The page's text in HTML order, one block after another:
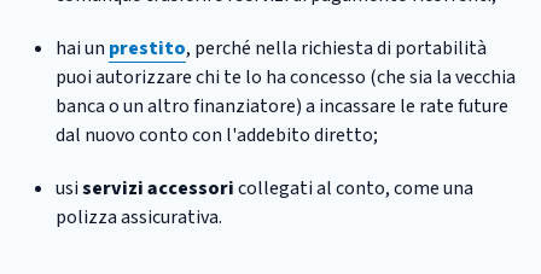
hai un prestito, perché nella richiesta di portabilità
puoi autorizzare chi te lo ha concesso (che sia la vecchia
banca o un altro finanziatore) a incassare le rate future
dal nuovo conto con l'addebito diretto;
usiservizi accessoricollegati al conto, come una
polizza assicurativa.